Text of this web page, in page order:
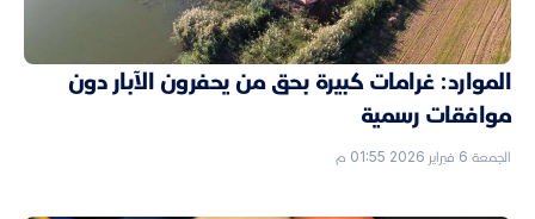
الموارد: غرامات كبيرة بحق من يحفرون الآبار دون
موافقات رسمية
الجمعة 6 فبراير 2026 01:55 م